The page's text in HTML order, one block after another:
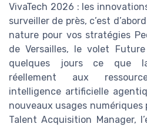
VivaTech 2026 : les
surveiller de près, c’est
nature pour vos stratégies
de Versailles, le volet
quelques jours ce que
réellement aux
intelligence artificielle
nouveaux usages
Talent Acquisition Manager,